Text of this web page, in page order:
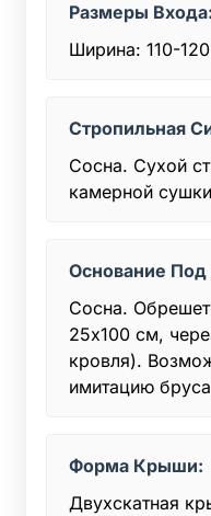
Размеры Входа:
Ширина: 110-
Стропильная
Сосна. Сухой
камерной
Основание
Сосна.
25х100 см,
кровля).
имитацию
Форма Крыши:
Двухскатная